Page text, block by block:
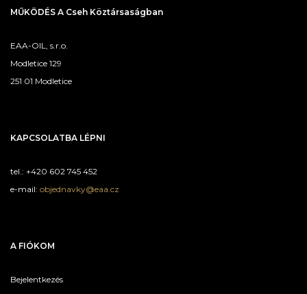
MŰKÖDÉS A Cseh Köztársaságban
EAA-OIL, s.r.o.
Modletice 129
251 01 Modletice
KAPCSOLATBA LÉPNI
tel.: +420 602 745 452
e-mail: objednavky@eaa.cz
A FIÓKOM
Bejelentkezés